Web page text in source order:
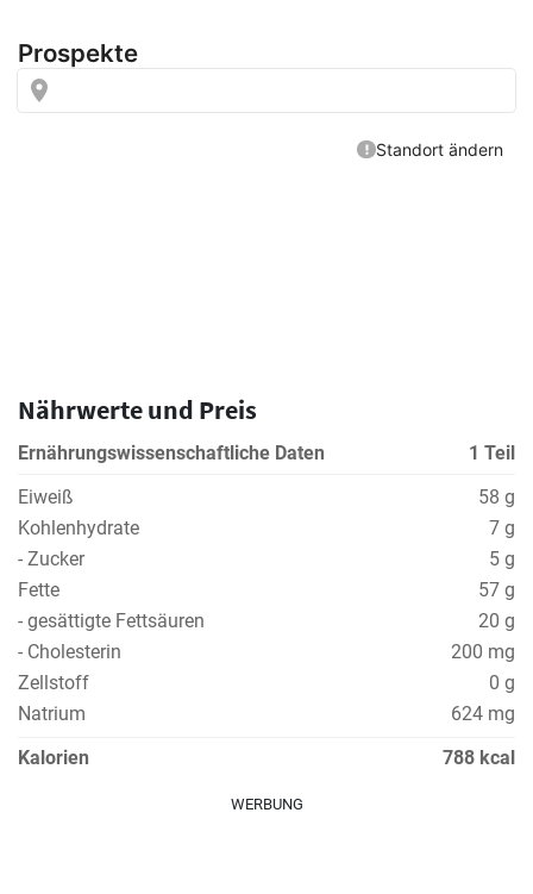
Nährwerte und Preis
Ernährungswissenschaftliche Daten
1 Teil
Eiweiß
58 g
Kohlenhydrate
7 g
- Zucker
5 g
Fette
57 g
- gesättigte Fettsäuren
20 g
- Cholesterin
200 mg
Zellstoff
0 g
Natrium
624 mg
Kalorien
788 kcal
WERBUNG